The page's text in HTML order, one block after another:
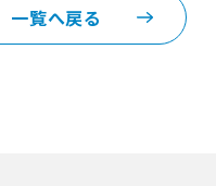
一覧へ戻る